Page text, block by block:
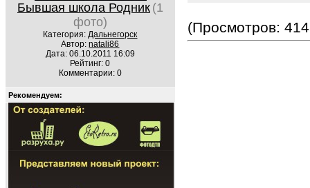
Бывшая школа Родник (1
фото)
Категория:Дальнегорск
Автор:natali86
Дата: 06.10.2011 16:09
Рейтинг: 0
Комментарии: 0
Рекомендуем:
(Просмотров: